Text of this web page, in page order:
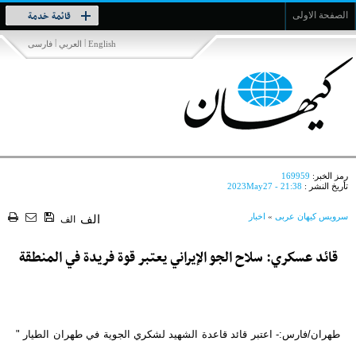
الصفحة الاولى قائمة خدمة
Toggle
navigation
فارسی | العربي | English
رمز الخبر: 169959
تأريخ النشر : 2023May27 - 21:38
سرویس کیهان عربی » اخبار الف الف
قائد عسكري: سلاح الجو الإيراني يعتبر قوة فريدة في المنطقة
طهران/فارس:- اعتبر قائد قاعدة الشهيد لشكري الجوية في طهران الطيار "